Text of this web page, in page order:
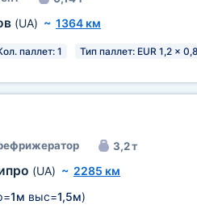
(UA) ~ 1364 км
паллет: 1 Тип паллет: EUR 1,2 x
3,2 т
(UA) ~ 2285 км
1м выс=1,5м)